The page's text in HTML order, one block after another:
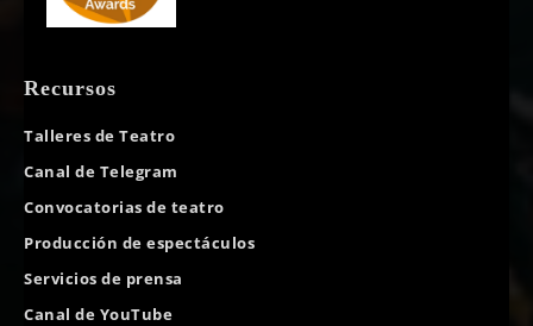
Recursos
Talleres de Teatro
Canal de Telegram
Convocatorias de teatro
Producción de espectáculos
Servicios de prensa
Canal de YouTube